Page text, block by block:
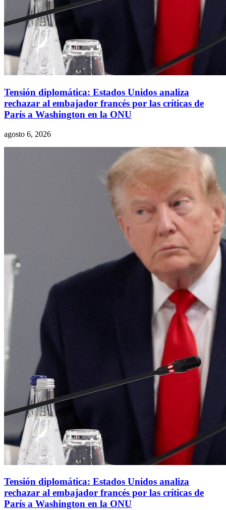
Tensión diplomática: Estados Unidos analiza
rechazar al embajador francés por las críticas de
París a Washington en la ONU
agosto 6, 2026
Tensión diplomática: Estados Unidos analiza
rechazar al embajador francés por las críticas de
París a Washington en la ONU